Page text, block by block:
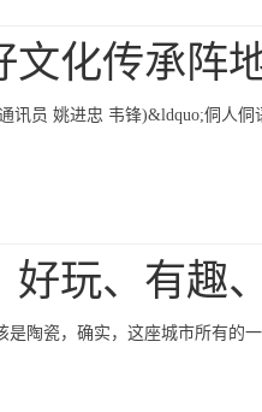
文化传承阵
讯员 姚进忠 韦锋)&ldquo;侗人
好玩、有趣
是陶瓷，确实，这座城市所有的